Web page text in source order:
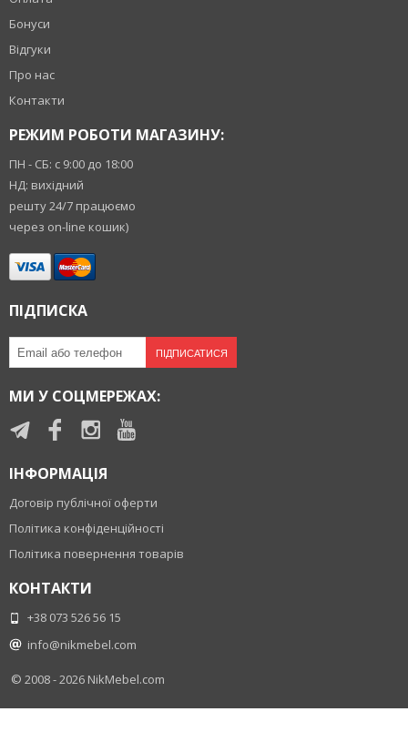
Бонуси
Відгуки
Про нас
Контакти
РЕЖИМ РОБОТИ МАГАЗИНУ:
ПН - СБ: с 9:00 до 18:00
НД: вихідний
решту 24/7 працюємо
через on-line кошик)
ПІДПИСКА
ПІДПИСАТИСЯ
МИ У СОЦМЕРЕЖАХ:
ІНФОРМАЦІЯ
Договір публічної оферти
Політика конфіденційності
Політика повернення товарів
КОНТАКТИ
+38 073 526 56 15
info@nikmebel.com
© 2008 - 2026 NikMebel.com